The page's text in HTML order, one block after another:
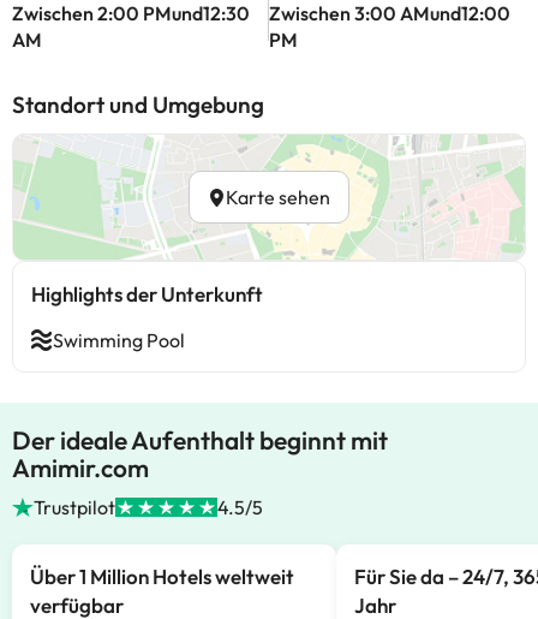
Zwischen 2:00 PMund12:30
AM
Zwischen 3:00 AMund12:00
PM
Standort und Umgebung
Karte sehen
Highlights der Unterkunft
Swimming Pool
Der ideale Aufenthalt beginnt mit
Amimir.com
Trustpilot 4.5/5
Über 1 Million Hotels weltweit
verfügbar
Für Sie da – 24/7,
Jahr